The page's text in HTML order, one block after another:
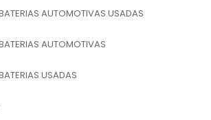
AUTOMOTIVAS USADAS
AUTOMOTIVAS
USADAS